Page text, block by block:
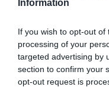
Information
If you wish to opt-out
processing of your
targeted advertising by
section to confirm your
opt-out request is
hanem
esemény, amely
össze a nyugattal
vasfüggönyön